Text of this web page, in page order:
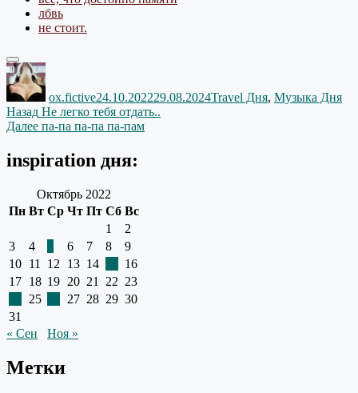
лбвь
не стоит.
Автор
ox.fictive24.10.202229.08.2024Travel Дня, Музыка Дня
Навигация
по
записям
Назад Предыдущая
запись:
Не легко тебя отдать..
Далее Следующая
па-па па-па па-пам
inspiration дня:
Октябрь 2022
Пн Вт Ср Чт Пт Сб Вс
1
2
3
4 6 7 8
9
10 11 12 13 14
16
17 18 19 20 21 22 23
25 27 28 29 30
31
« Сен
Ноя »
Метки